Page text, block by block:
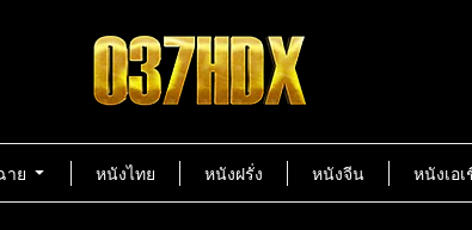
าย หนังไทย หนังฝรั่ง หนังจีน หนังเอเ